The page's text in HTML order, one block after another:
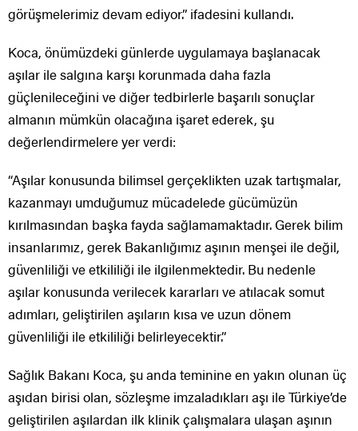
görüşmelerimiz devam ediyor.” ifadesini kullandı.
Koca, önümüzdeki günlerde uygulamaya başlanacak
aşılar ile salgına karşı korunmada daha fazla
güçlenileceğini ve diğer tedbirlerle başarılı sonuçlar
almanın mümkün olacağına işaret ederek, şu
değerlendirmelere yer verdi:
“Aşılar konusunda bilimsel gerçeklikten uzak tartışmalar,
kazanmayı umduğumuz mücadelede gücümüzün
kırılmasından başka fayda sağlamamaktadır. Gerek bilim
insanlarımız, gerek Bakanlığımız aşının menşei ile değil,
güvenliliği ve etkililiği ile ilgilenmektedir. Bu nedenle
aşılar konusunda verilecek kararları ve atılacak somut
adımları, geliştirilen aşıların kısa ve uzun dönem
güvenliliği ile etkililiği belirleyecektir.”
Sağlık Bakanı Koca, şu anda teminine en yakın olunan üç
aşıdan birisi olan, sözleşme imzaladıkları aşı ile Türkiye’de
geliştirilen aşılardan ilk klinik çalışmalara ulaşan aşının